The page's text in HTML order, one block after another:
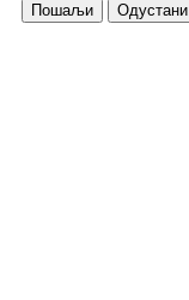
Пошаљи Одустани